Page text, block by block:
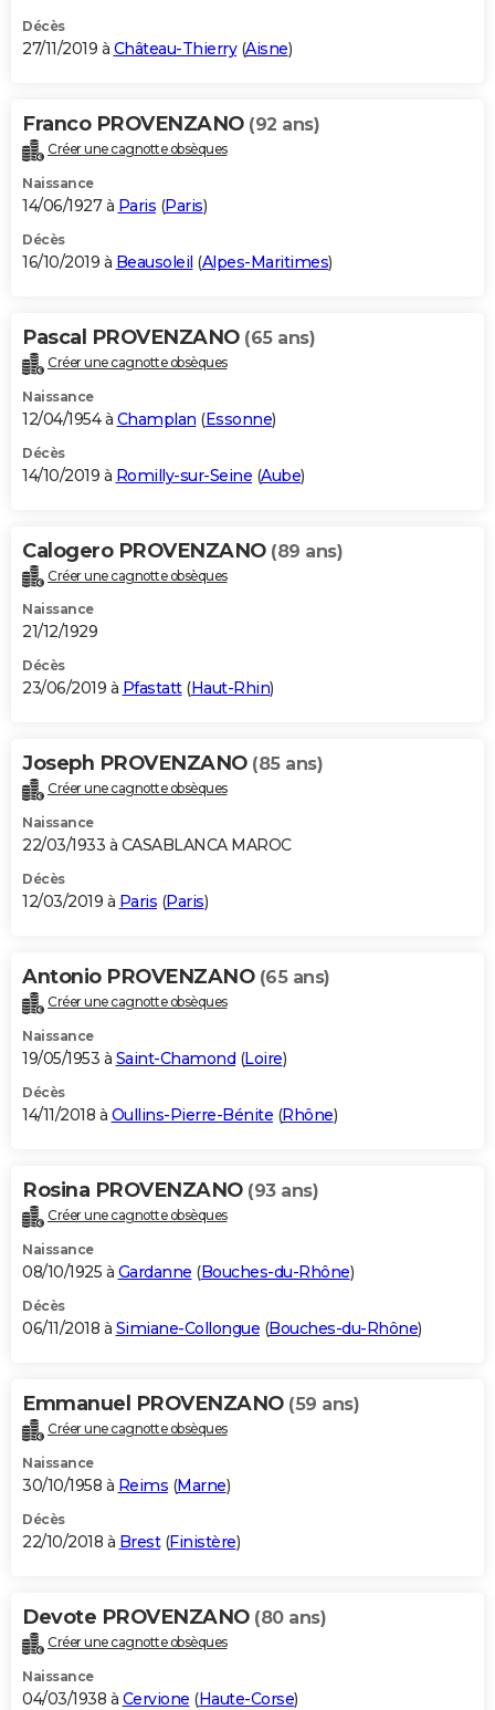
Décès
27/11/2019 à Château-Thierry(Aisne)
Franco PROVENZANO (92 ans)
Créer une cagnotte obsèques
Naissance
14/06/1927 à Paris (Paris)
Décès
16/10/2019 à Beausoleil (Alpes-Maritimes)
Pascal PROVENZANO (65 ans)
Créer une cagnotte obsèques
Naissance
12/04/1954 à Champlan (Essonne)
Décès
14/10/2019 à Romilly-sur-Seine (Aube)
Calogero PROVENZANO (89 ans)
Créer une cagnotte obsèques
Naissance
21/12/1929
Décès
23/06/2019 à Pfastatt(Haut-Rhin)
Joseph PROVENZANO (85 ans)
Créer une cagnotte obsèques
Naissance
22/03/1933 à CASABLANCA MAROC
Décès
12/03/2019 à Paris (Paris)
Antonio PROVENZANO (65 ans)
Créer une cagnotte obsèques
Naissance
19/05/1953 à Saint-Chamond (Loire)
Décès
14/11/2018 à Oullins-Pierre-Bénite (Rhône)
Rosina PROVENZANO (93 ans)
Créer une cagnotte obsèques
Naissance
08/10/1925 à Gardanne (Bouches-du-Rhône)
Décès
06/11/2018 à Simiane-Collongue (Bouches-du-Rhône)
Emmanuel PROVENZANO (59 ans)
Créer une cagnotte obsèques
Naissance
30/10/1958 à Reims (Marne)
Décès
22/10/2018 à Brest(Finistère)
Devote PROVENZANO (80 ans)
Créer une cagnotte obsèques
Naissance
04/03/1938 à Cervione (Haute-Corse)